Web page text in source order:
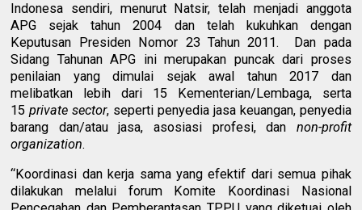
Indonesa sendiri, menurut Natsir, telah menjadi anggota
APG sejak tahun 2004 dan telah kukuhkan dengan
Keputusan Presiden Nomor 23 Tahun 2011. Dan pada
Sidang Tahunan APG ini merupakan puncak dari proses
penilaian yang dimulai sejak awal tahun 2017 dan
melibatkan lebih dari 15 Kementerian/Lembaga, serta
15private sector, seperti penyedia jasa keuangan, penyedia
barang dan/atau jasa, asosiasi profesi, dan non-profit
organization.
“Koordinasi dan kerja sama yang efektif dari semua pihak
dilakukan melalui forum Komite Koordinasi Nasional